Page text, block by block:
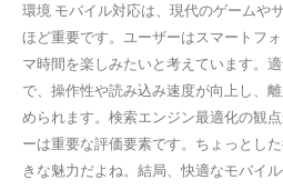
環境 モバイル対応は、現代のゲームや
ほど重要です。ユーザーはスマートフ
マ時間を楽しみたいと考えています。
で、操作性や読み込み速度が向上し、
められます。検索エンジン最適化の観
ーは重要な評価要素です。ちょっとし
きな魅力だよね。結局、快適なモバイ